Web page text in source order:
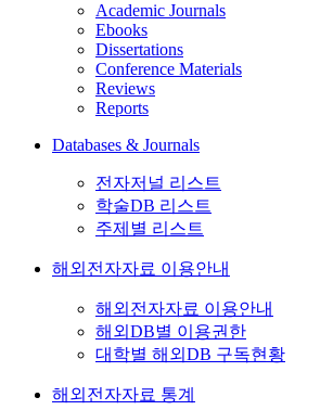
Academic Journals
Ebooks
Dissertations
Conference Materials
Reviews
Reports
Databases & Journals
전자저널 리스트
학술DB 리스트
주제별 리스트
해외전자자료 이용안내
해외전자자료 이용안내
해외DB별 이용권한
대학별 해외DB 구독현황
해외전자자료 통계